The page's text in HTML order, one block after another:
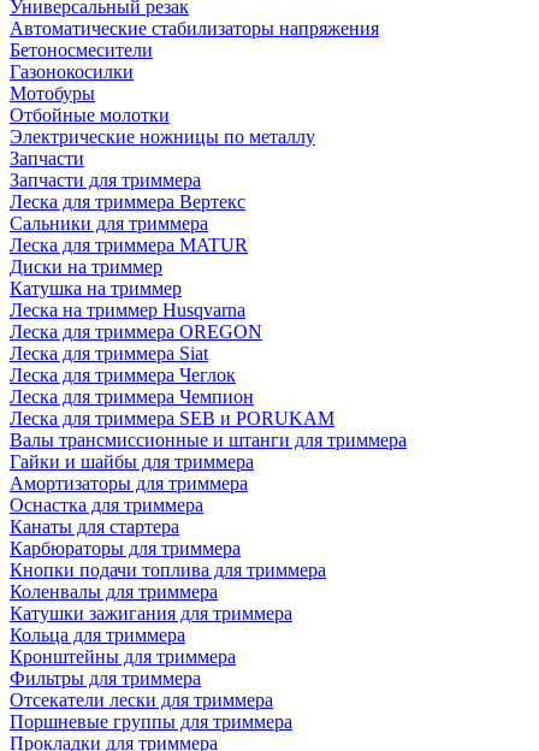
Универсальный резак
Автоматические стабилизаторы напряжения
Бетоносмесители
Газонокосилки
Мотобуры
Отбойные молотки
Электрические ножницы по металлу
Запчасти
Запчасти для триммера
Леска для триммера Вертекс
Сальники для триммера
Леска для триммера MATUR
Диски на триммер
Катушка на триммер
Леска на триммер Husqvarna
Леска для триммера OREGON
Леска для триммера Siat
Леска для триммера Чеглок
Леска для триммера Чемпион
Леска для триммера SEB и PORUKAM
Валы трансмиссионные и штанги для триммера
Гайки и шайбы для триммера
Амортизаторы для триммера
Оснастка для триммера
Канаты для стартера
Карбюраторы для триммера
Кнопки подачи топлива для триммера
Коленвалы для триммера
Катушки зажигания для триммера
Кольца для триммера
Кронштейны для триммера
Фильтры для триммера
Отсекатели лески для триммера
Поршневые группы для триммера
Прокладки для триммера